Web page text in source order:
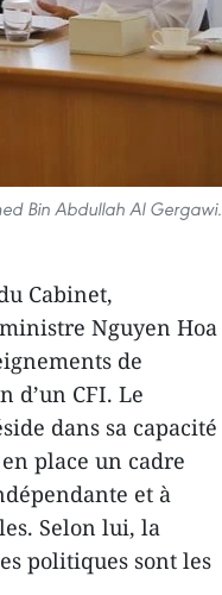
Bin Abdullah Al Gergawi.
Cabinet,
Nguyen Hoa
de
d’un CFI. Le
dans sa capacité
place un cadre
et à
Selon lui, la
politiques sont les